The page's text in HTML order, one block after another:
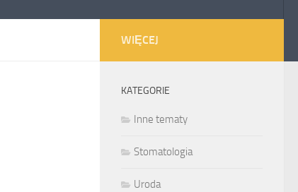
WIĘCEJ
KATEGORIE
Inne tematy
Stomatologia
Uroda